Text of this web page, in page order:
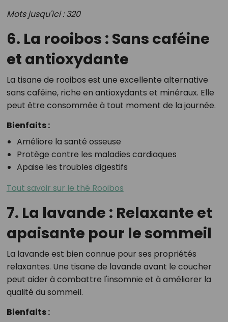
Mots jusqu'ici : 320
6. La rooibos : Sans caféine
et antioxydante
La tisane de rooibos est une excellente alternative
sans caféine, riche en antioxydants et minéraux. Elle
peut être consommée à tout moment de la journée.
Bienfaits :
Améliore la santé osseuse
Protège contre les maladies cardiaques
Apaise les troubles digestifs
Tout savoir sur le thé Rooibos
7. La lavande : Relaxante et
apaisante pour le sommeil
La lavande est bien connue pour ses propriétés
relaxantes. Une tisane de lavande avant le coucher
peut aider à combattre l'insomnie et à améliorer la
qualité du sommeil.
Bienfaits :